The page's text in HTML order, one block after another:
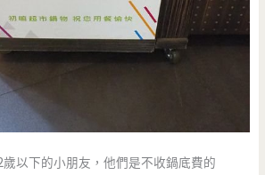
以下的小朋友，他們是不收鍋底費的